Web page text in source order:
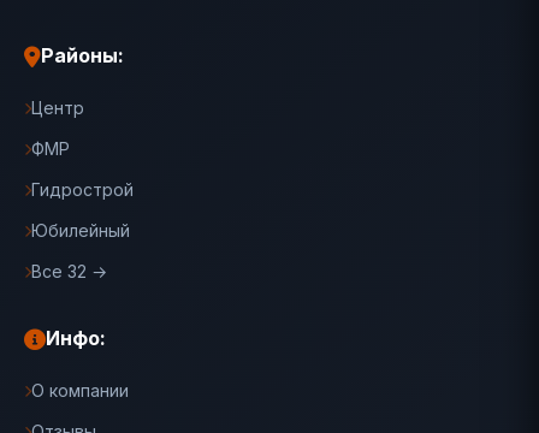
Районы:
Центр
ФМР
Гидрострой
Юбилейный
Все 32 →
Инфо:
О компании